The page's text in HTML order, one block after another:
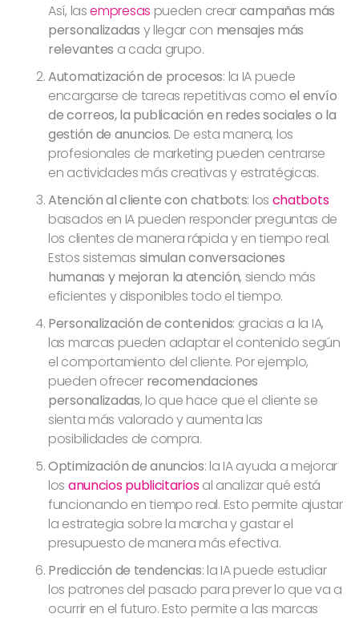
Así, lasempresas pueden crearcampañas más
personalizadas y llegar con mensajes más
relevantes a cada grupo.
Automatización de procesos: la IA puede
encargarse de tareas repetitivas como el envío
de correos, la publicación en redes sociales o la
gestión de anuncios. De esta manera, los
profesionales de marketing pueden centrarse
en actividades más creativas y estratégicas.
Atención al cliente con chatbots: los chatbots
basados en IA pueden responder preguntas de
los clientes de manera rápida y en tiempo real.
Estos sistemas simulan conversaciones
humanas y mejoran la atención, siendo más
eficientes y disponibles todo el tiempo.
Personalización de contenidos: gracias a la IA,
las marcas pueden adaptar el contenido según
el comportamiento del cliente. Por ejemplo,
pueden ofrecer recomendaciones
personalizadas, lo que hace que el cliente se
sienta más valorado y aumenta las
posibilidades de compra.
Optimización de anuncios: la IA ayuda a mejorar
los anuncios publicitariosal analizar qué está
funcionando en tiempo real. Esto permite ajustar
la estrategia sobre la marcha y gastar el
presupuesto de manera más efectiva.
Predicción de tendencias: la IA puede estudiar
los patrones del pasado para prever lo que va a
ocurrir en el futuro. Esto permite a las marcas